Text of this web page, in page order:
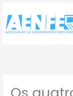
para
conteúdo